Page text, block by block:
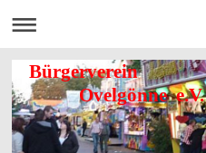
Bürgerverein
Ovelgönne e.V.